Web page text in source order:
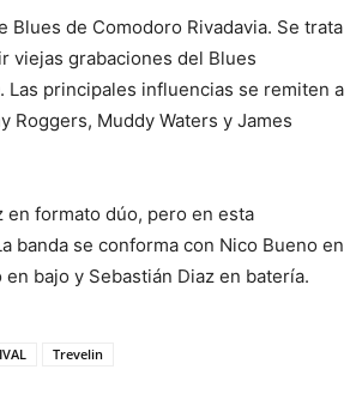
de Comodoro Rivadavia. Se trata
viejas grabaciones del Blues
principales influencias se remiten a
Roggers, Muddy Waters y James
formato dúo, pero en esta
banda se conforma con Nico Bueno en
bajo y Sebastián Diaz en batería.
Trevelin